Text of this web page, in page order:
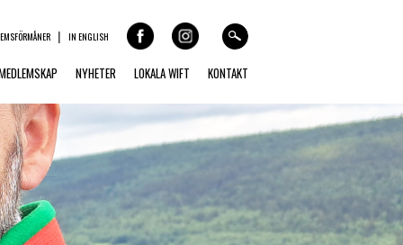
IN ENGLISH
NYHETER LOKALA WIFT KONTAKT